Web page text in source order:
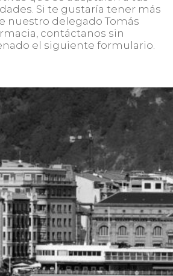
Si te gustaría tener más
nuestro delegado Tomás
contáctanos sin
el siguiente formulario.